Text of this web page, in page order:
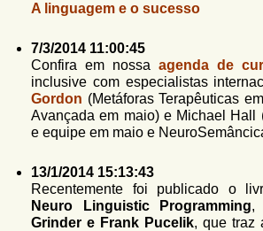
A linguagem e o sucesso
7/3/2014 11:00:45
Confira em nossa agenda de
inclusive com especialistas
Gordon (Metáforas Terapêuticas
Avançada em maio) e Michael Hall
e equipe em maio e
13/1/2014 15:13:43
Recentemente foi publicado o
Neuro Linguistic Programming,
Grinder e Frank Pucelik, que traz